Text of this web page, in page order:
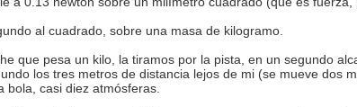
al cuadrado, sobre una masa de kilogramo.
que pesa un kilo, la tiramos por la pista, en un segundo
los tres metros de distancia lejos de mi (se mueve dos
casi diez atmósferas.